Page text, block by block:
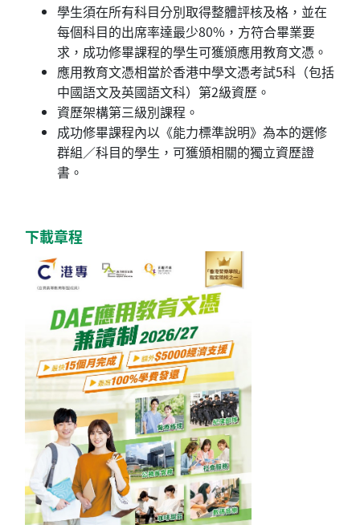
學生須在所有科目分別取得整體評核及格，並在
每個科目的出席率達最少80%，方符合畢業要
求，成功修畢課程的學生可獲頒應用教育文憑。
應用教育文憑相當於香港中學文憑考試5科（包括
中國語文及英國語文科）第2級資歷。
資歷架構第三級別課程。
成功修畢課程內以《能力標準說明》為本的選修
群組／科目的學生，可獲頒相關的獨立資歷證
書。
下載章程